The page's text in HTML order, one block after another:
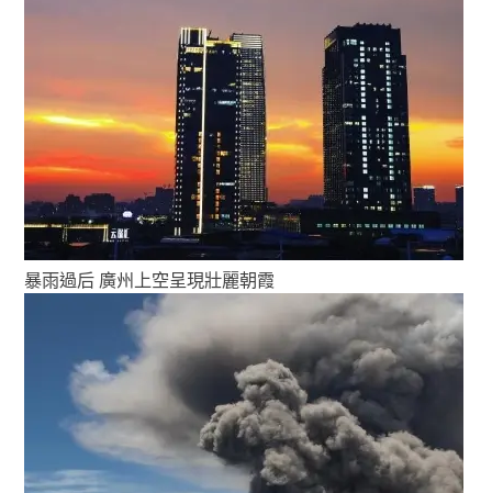
暴雨過后 廣州上空呈現壯麗朝霞